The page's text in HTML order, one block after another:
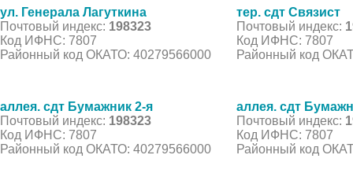
ул. Генерала Лагуткина
Почтовый индекс: 198323
Код ИФНС: 7807
Районный код ОКАТО: 40279566000
тер. сдт Связист
Почтовый индекс:
Код ИФНС: 7807
Районный код
аллея. сдт Бумажник 2-я
Почтовый индекс: 198323
Код ИФНС: 7807
Районный код ОКАТО: 40279566000
аллея. сдт
Почтовый индекс:
Код ИФНС: 7807
Районный код